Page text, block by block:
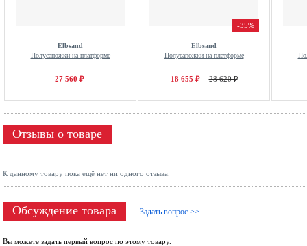
Elbsand
Полусапожки на платформе
27 560 ₽
-35%
Elbsand
Полусапожки на платформе
18 655 ₽ 28 620 ₽
Отзывы о товаре
К данному товару пока ещё нет ни одного отзыва.
Обсуждение товара Задать вопрос >>
Вы можете задать первый вопрос по этому товару.